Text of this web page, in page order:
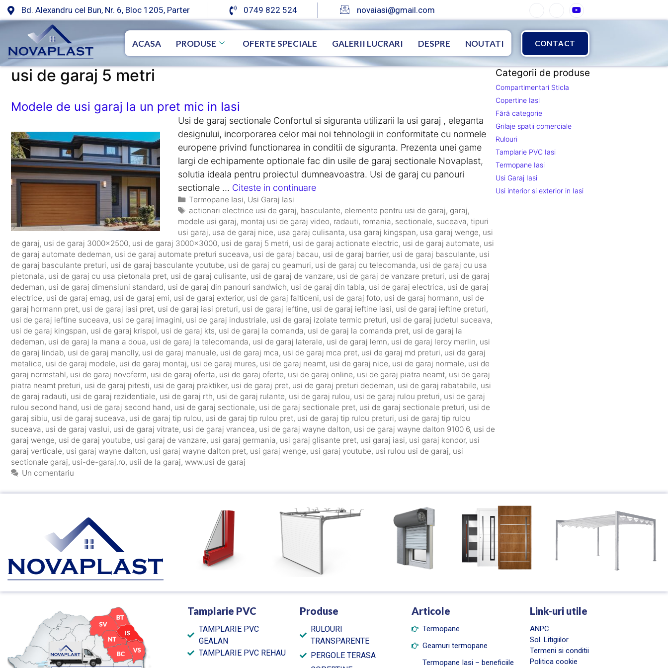
Bd. Alexandru cel Bun, Nr. 6, Bloc 1205, Parter 0749 822 524 novaiasi@gmail.com
ACASA PRODUSE OFERTE SPECIALE GALERII LUCRARI DESPRE NOUTATI CONTACT
usi de garaj 5 metri
Modele de usi garaj la un pret mic in Iasi
Usi de garaj sectionale Confortul si siguranta utilizarii la usi garaj , eleganta
designului, incorporarea celor mai noi tehnologii in conformitate cu normele
europene privind functionarea in conditii de siguranta. Prezenta unei game
largi de echipamente optionale fac din usile de garaj sectionale Novaplast,
solutia ideala pentru proiectul dumneavoastra. Usi de garaj cu panouri
sectionale … Citeste in continuare
Termopane Iasi, Usi Garaj Iasi
actionari electrice usi de garaj, basculante, elemente pentru usi de garaj, garaj,
modele usi garaj, montaj usi de garaj video, radauti, romania, sectionale, suceava, tipuri
usi garaj, usa de garaj nice, usa garaj culisanta, usa garaj kingspan, usa garaj wenge, usi
de garaj, usi de garaj 3000x2500, usi de garaj 3000x3000, usi de garaj 5 metri, usi de garaj actionate electric, usi de garaj automate, usi
de garaj automate dedeman, usi de garaj automate preturi suceava, usi de garaj bacau, usi de garaj barrier, usi de garaj basculante, usi
de garaj basculante preturi, usi de garaj basculante youtube, usi de garaj cu geamuri, usi de garaj cu telecomanda, usi de garaj cu usa
pietonala, usi de garaj cu usa pietonala pret, usi de garaj culisante, usi de garaj de vanzare, usi de garaj de vanzare preturi, usi de garaj
dedeman, usi de garaj dimensiuni standard, usi de garaj din panouri sandwich, usi de garaj din tabla, usi de garaj electrica, usi de garaj
electrice, usi de garaj emag, usi de garaj emi, usi de garaj exterior, usi de garaj falticeni, usi de garaj foto, usi de garaj hormann, usi de
garaj hormann pret, usi de garaj iasi pret, usi de garaj iasi preturi, usi de garaj ieftine, usi de garaj ieftine iasi, usi de garaj ieftine preturi,
usi de garaj ieftine suceava, usi de garaj imagini, usi de garaj industriale, usi de garaj izolate termic preturi, usi de garaj judetul suceava,
usi de garaj kingspan, usi de garaj krispol, usi de garaj kts, usi de garaj la comanda, usi de garaj la comanda pret, usi de garaj la
dedeman, usi de garaj la mana a doua, usi de garaj la telecomanda, usi de garaj laterale, usi de garaj lemn, usi de garaj leroy merlin, usi
de garaj lindab, usi de garaj manolly, usi de garaj manuale, usi de garaj mca, usi de garaj mca pret, usi de garaj md preturi, usi de garaj
metalice, usi de garaj modele, usi de garaj montaj, usi de garaj mures, usi de garaj neamt, usi de garaj nice, usi de garaj normale, usi de
garaj normstahl, usi de garaj novoferm, usi de garaj oferta, usi de garaj oferte, usi de garaj online, usi de garaj piatra neamt, usi de garaj
piatra neamt preturi, usi de garaj pitesti, usi de garaj praktiker, usi de garaj pret, usi de garaj preturi dedeman, usi de garaj rabatabile, usi
de garaj radauti, usi de garaj rezidentiale, usi de garaj rth, usi de garaj rulante, usi de garaj rulou, usi de garaj rulou preturi, usi de garaj
rulou second hand, usi de garaj second hand, usi de garaj sectionale, usi de garaj sectionale pret, usi de garaj sectionale preturi, usi de
garaj sibiu, usi de garaj suceava, usi de garaj tip rulou, usi de garaj tip rulou pret, usi de garaj tip rulou preturi, usi de garaj tip rulou
suceava, usi de garaj vaslui, usi de garaj vitrate, usi de garaj vrancea, usi de garaj wayne dalton, usi de garaj wayne dalton 9100 6, usi de
garaj wenge, usi de garaj youtube, usi garaj de vanzare, usi garaj germania, usi garaj glisante pret, usi garaj iasi, usi garaj kondor, usi
garaj verticale, usi garaj wayne dalton, usi garaj wayne dalton pret, usi garaj wenge, usi garaj youtube, usi rulou usi de garaj, usi
sectionale garaj, usi-de-garaj.ro, usii de la garaj, www.usi de garaj
Un comentariu
Categorii de produse
Compartimentari Sticla
Copertine Iasi
Fără categorie
Grilaje spatii comerciale
Rulouri
Tamplarie PVC Iasi
Termopane Iasi
Usi Garaj Iasi
Usi interior si exterior in Iasi
Tamplarie PVC
TAMPLARIE PVC
GEALAN
TAMPLARIE PVC REHAU
Produse
RULOURI
TRANSPARENTE
PERGOLE TERASA
Articole
Termopane
Geamuri termopane
Termopane Iasi – beneficiile
Link-uri utile
ANPC
Sol. Litigiilor
Termeni si conditii
Politica cookie